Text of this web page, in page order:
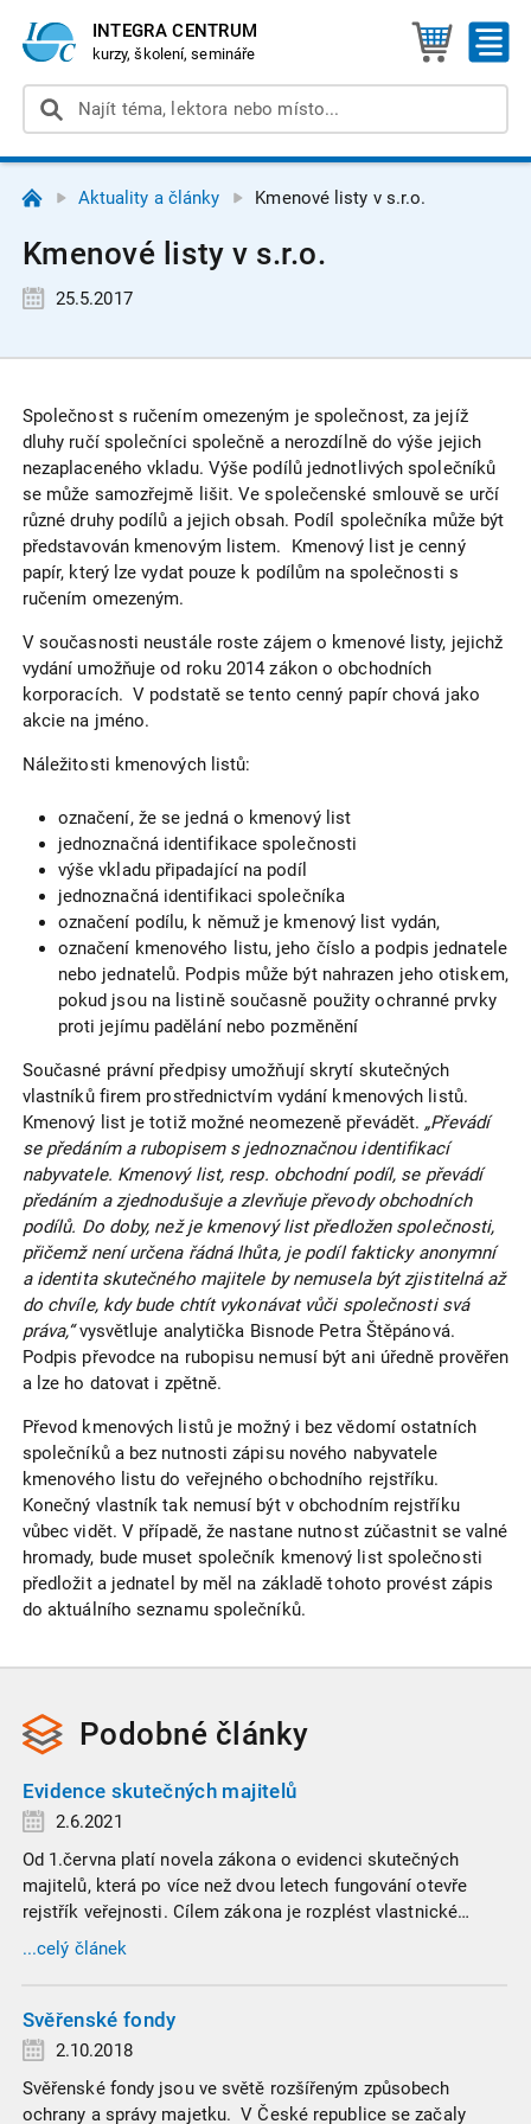
INTEGRA CENTRUM
kurzy, školení, semináře
Aktuality a články Kmenové listy v s.r.o.
Kmenové listy v s.r.o.
25.5.2017
Společnost s ručením omezeným je společnost, za jejíž
dluhy ručí společníci společně a nerozdílně do výše jejich
nezaplaceného vkladu. Výše podílů jednotlivých společníků
se může samozřejmě lišit. Ve společenské smlouvě se určí
různé druhy podílů a jejich obsah. Podíl společníka může být
představován kmenovým listem. Kmenový list je cenný
papír, který lze vydat pouze k podílům na společnosti s
ručením omezeným.
V současnosti neustále roste zájem o kmenové listy, jejichž
vydání umožňuje od roku 2014 zákon o obchodních
korporacích. V podstatě se tento cenný papír chová jako
akcie na jméno.
Náležitosti kmenových listů:
označení, že se jedná o kmenový list
jednoznačná identifikace společnosti
výše vkladu připadající na podíl
jednoznačná identifikaci společníka
označení podílu, k němuž je kmenový list vydán,
označení kmenového listu, jeho číslo a podpis jednatele
nebo jednatelů. Podpis může být nahrazen jeho otiskem,
pokud jsou na listině současně použity ochranné prvky
proti jejímu padělání nebo pozměnění
Současné právní předpisy umožňují skrytí skutečných
vlastníků firem prostřednictvím vydání kmenových listů.
Kmenový list je totiž možné neomezeně převádět. „Převádí
se předáním a rubopisem s jednoznačnou identifikací
nabyvatele. Kmenový list, resp. obchodní podíl, se převádí
předáním a zjednodušuje a zlevňuje převody obchodních
podílů. Do doby, než je kmenový list předložen společnosti,
přičemž není určena řádná lhůta, je podíl fakticky anonymní
a identita skutečného majitele by nemusela být zjistitelná až
do chvíle, kdy bude chtít vykonávat vůči společnosti svá
práva,“vysvětluje analytička Bisnode Petra Štěpánová.
Podpis převodce na rubopisu nemusí být ani úředně prověřen
a lze ho datovat i zpětně.
Převod kmenových listů je možný i bez vědomí ostatních
společníků a bez nutnosti zápisu nového nabyvatele
kmenového listu do veřejného obchodního rejstříku.
Konečný vlastník tak nemusí být v obchodním rejstříku
vůbec vidět. V případě, že nastane nutnost zúčastnit se valné
hromady, bude muset společník kmenový list společnosti
předložit a jednatel by měl na základě tohoto provést zápis
do aktuálního seznamu společníků.
Podobné články
Evidence skutečných majitelů
2.6.2021
Od 1.června platí novela zákona o evidenci skutečných
majitelů, která po více než dvou letech fungování otevře
rejstřík veřejnosti. Cílem zákona je rozplést vlastnické
struktury českých společností.
...celý článek
Svěřenské fondy
2.10.2018
Svěřenské fondy jsou ve světě rozšířeným způsobech
ochrany a správy majetku. V České republice se začaly